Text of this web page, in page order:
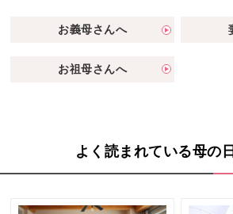
お義母さんへ
お祖母さんへ
よく読まれている母の